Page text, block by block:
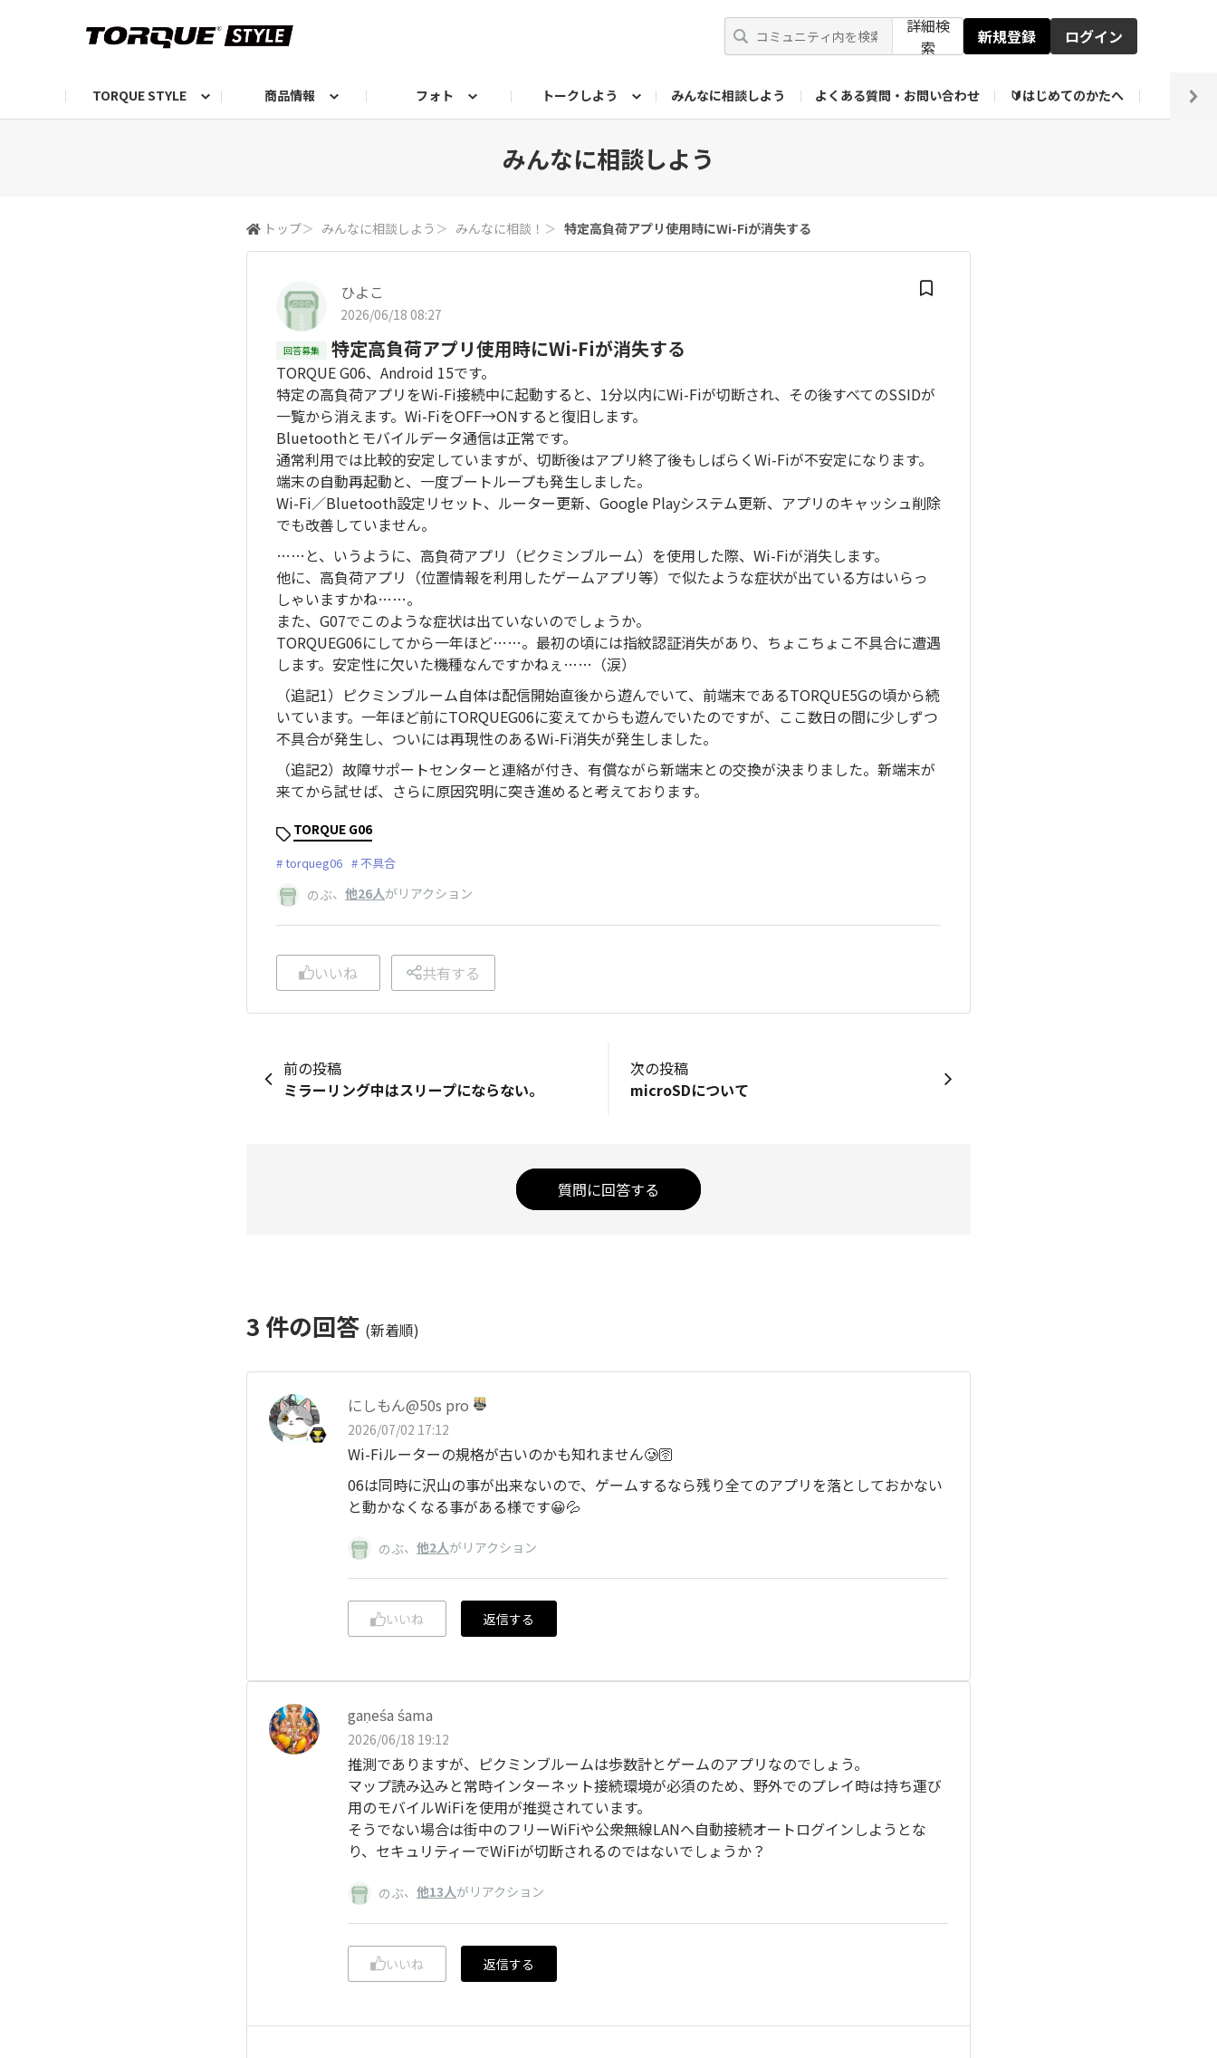
詳細検
索
新規登録 ログイン
TORQUE STYLE 商品情報 フォト トークしよう みんなに相談しよう よくある質問・お問い合わせ 🔰はじめてのかたへ 編集
みんなに相談しよう
トップ＞ みんなに相談しよう ＞ みんなに相談！ ＞ 特定高負荷アプリ使用時にWi-Fiが消失する
ひよこ
2026/06/18 08:27
回答募集 特定高負荷アプリ使用時にWi-Fiが消失する
TORQUE G06、Android 15です。
特定の高負荷アプリをWi-Fi接続中に起動すると、1分以内にWi-Fiが切断され、その後すべてのSSIDが
一覧から消えます。Wi-FiをOFF→ONすると復旧します。
Bluetoothとモバイルデータ通信は正常です。
通常利用では比較的安定していますが、切断後はアプリ終了後もしばらくWi-Fiが不安定になります。
端末の自動再起動と、一度ブートループも発生しました。
Wi-Fi／Bluetooth設定リセット、ルーター更新、Google Playシステム更新、アプリのキャッシュ削除
でも改善していません。
……と、いうように、高負荷アプリ（ピクミンブルーム）を使用した際、Wi-Fiが消失します。
他に、高負荷アプリ（位置情報を利用したゲームアプリ等）で似たような症状が出ている方はいらっ
しゃいますかね……。
また、G07でこのような症状は出ていないのでしょうか。
TORQUEG06にしてから一年ほど……。最初の頃には指紋認証消失があり、ちょこちょこ不具合に遭遇
します。安定性に欠いた機種なんですかねぇ……（涙）
（追記1）ピクミンブルーム自体は配信開始直後から遊んでいて、前端末であるTORQUE5Gの頃から続
いています。一年ほど前にTORQUEG06に変えてからも遊んでいたのですが、ここ数日の間に少しずつ
不具合が発生し、ついには再現性のあるWi-Fi消失が発生しました。
（追記2）故障サポートセンターと連絡が付き、有償ながら新端末との交換が決まりました。新端末が
来てから試せば、さらに原因究明に突き進めると考えております。
TORQUE G06
torqueg06 不具合
のぶ、 他26人がリアクション
いいね 共有する
前の投稿
ミラーリング中はスリープにならない。
次の投稿
microSDについて
質問に回答する
3 件の回答 (新着順)
にしもん@50s pro
2026/07/02 17:12
Wi-Fiルーターの規格が古いのかも知れません🥲🛜
06は同時に沢山の事が出来ないので、ゲームするなら残り全てのアプリを落としておかない
と動かなくなる事がある様です😀💦
のぶ、 他2人がリアクション
いいね 返信する
gaṇeśa śama
2026/06/18 19:12
推測でありますが、ピクミンブルームは歩数計とゲームのアプリなのでしょう。
マップ読み込みと常時インターネット接続環境が必須のため、野外でのプレイ時は持ち運び
用のモバイルWiFiを使用が推奨されています。
そうでない場合は街中のフリーWiFiや公衆無線LANへ自動接続オートログインしようとな
り、セキュリティーでWiFiが切断されるのではないでしょうか？
のぶ、 他13人がリアクション
いいね 返信する